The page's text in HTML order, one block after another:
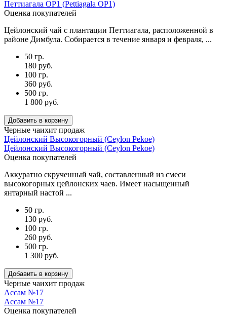
Петтиагала ОР1 (Pettiagala OP1)
Оценка покупателей
Цейлонский чай с плантации Петтиагала, расположенной в
районе Димбула. Собирается в течение января и февраля, ...
50 гр.
180 руб.
100 гр.
360 руб.
500 гр.
1 800 руб.
Добавить в корзину
Черные чаихит продаж
Цейлонский Высокогорный (Ceylon Pekoe)
Цейлонский Высокогорный (Ceylon Pekoe)
Оценка покупателей
Аккуратно скрученный чай, составленный из смеси
высокогорных цейлонских чаев. Имеет насыщенный
янтарный настой ...
50 гр.
130 руб.
100 гр.
260 руб.
500 гр.
1 300 руб.
Добавить в корзину
Черные чаихит продаж
Ассам №17
Ассам №17
Оценка покупателей